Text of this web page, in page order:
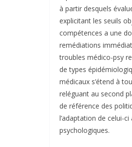
à partir desquels
explicitant les seuils
compétences a une
remédiations
troubles médico-psy
de types
médicaux s’étend à
reléguant au second
de référence des
l’adaptation de celui-
psychologiques.